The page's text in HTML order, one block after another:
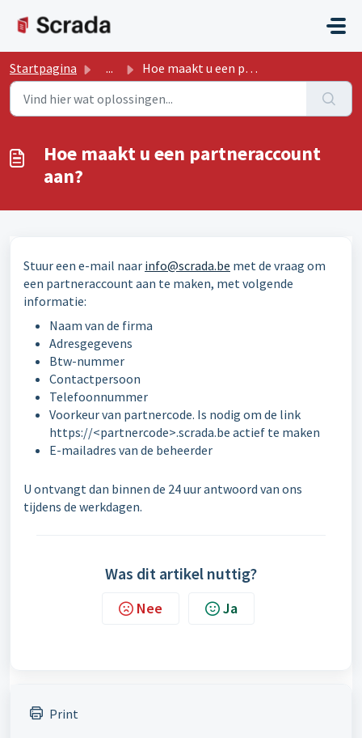
Startpagina ... Hoe maakt u een partneraccount aan?
Hoe maakt u een partneraccount
aan?
Stuur een e-mail naar info@scrada.be met de vraag om
een partneraccount aan te maken, met volgende
informatie:
Naam van de firma
Adresgegevens
Btw-nummer
Contactpersoon
Telefoonnummer
Voorkeur van partnercode. Is nodig om de link
https://<partnercode>.scrada.be actief te maken
E-mailadres van de beheerder
U ontvangt dan binnen de 24 uur antwoord van ons
tijdens de werkdagen.
Was dit artikel nuttig?
Nee Ja
Print